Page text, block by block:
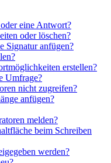
eine Antwort?
oder löschen?
Signatur anfügen?
erstellen?
Umfrage?
nicht zugreifen?
anfügen?
melden?
beim Schreiben
werden?